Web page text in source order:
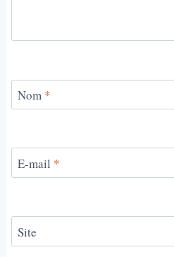
Nom *
E-mail *
Site